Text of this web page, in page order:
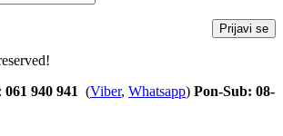
061 940 941 (Viber, Whatsapp) Pon-Sub: 08-